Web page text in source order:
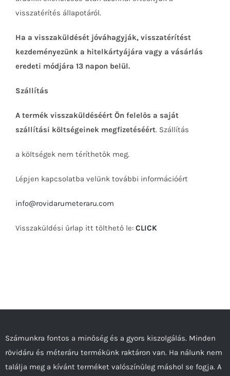
visszatérítés állapotáról.
Ha a visszaküldését jóváhagyják, visszatérítést
kezdeményezünk a hitelkártyájára vagy a vásárlás
eredeti módjára 13 napon belül.
Szállítás
A termék visszaküldéséért Ön felelős a saját
szállítási költségeinek megfizetéséért. Szállítás
a költségek nem téríthetők meg.
Lépjen kapcsolatba velünk további információért
info@rovidarumeteraru.com
Visszaküldési űrlap itt tölthető le: CLICK
Számunkra fontos a minőség és a gyors kiszolgálás. Minden
rövidáru és méteráru termékünk raktáron van. Ha nálunk nem
találja meg a kívánt terméket valószínűleg máshol se fogja. A